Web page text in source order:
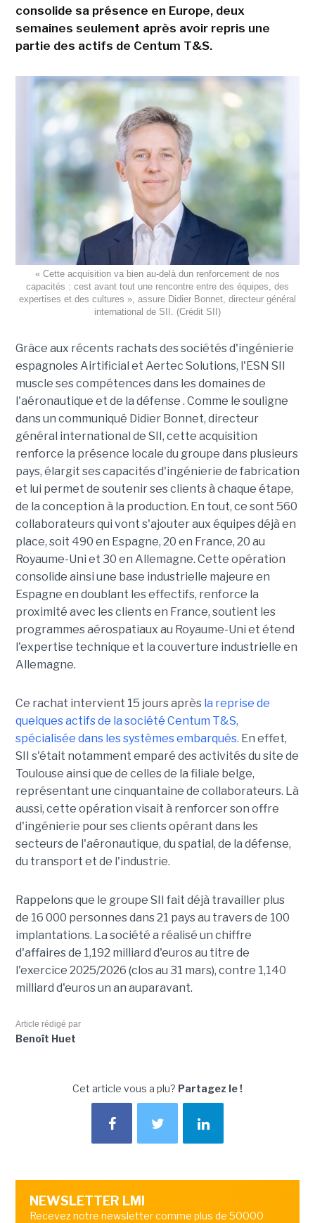
consolide sa présence en Europe, deux
semaines seulement après avoir repris une
partie des actifs de Centum T&S.
« Cette acquisition va bien au-delà dun renforcement de nos
capacités : cest avant tout une rencontre entre des équipes, des
expertises et des cultures », assure Didier Bonnet, directeur général
international de SII. (Crédit SII)
Grâce aux récents rachats des sociétés d'ingénierie
espagnoles Airtificial et Aertec Solutions, l'ESN SII
muscle ses compétences dans les domaines de
l'aéronautique et de la défense . Comme le souligne
dans un communiqué Didier Bonnet, directeur
général international de SII, cette acquisition
renforce la présence locale du groupe dans plusieurs
pays, élargit ses capacités d'ingénierie de fabrication
et lui permet de soutenir ses clients à chaque étape,
de la conception à la production. En tout, ce sont 560
collaborateurs qui vont s'ajouter aux équipes déjà en
place, soit 490 en Espagne, 20 en France, 20 au
Royaume-Uni et 30 en Allemagne. Cette opération
consolide ainsi une base industrielle majeure en
Espagne en doublant les effectifs, renforce la
proximité avec les clients en France, soutient les
programmes aérospatiaux au Royaume-Uni et étend
l'expertise technique et la couverture industrielle en
Allemagne.
Ce rachat intervient 15 jours après la reprise de
quelques actifs de la société Centum T&S,
spécialisée dans les systèmes embarqués. En effet,
SII s'était notamment emparé des activités du site de
Toulouse ainsi que de celles de la filiale belge,
représentant une cinquantaine de collaborateurs. Là
aussi, cette opération visait à renforcer son offre
d'ingénierie pour ses clients opérant dans les
secteurs de l'aéronautique, du spatial, de la défense,
du transport et de l'industrie.
Rappelons que le groupe SII fait déjà travailler plus
de 16 000 personnes dans 21 pays au travers de 100
implantations. La société a réalisé un chiffre
d'affaires de 1,192 milliard d'euros au titre de
l'exercice 2025/2026 (clos au 31 mars), contre 1,140
milliard d'euros un an auparavant.
Article rédigé par
Benoît Huet
Cet article vous a plu? Partagez le !
NEWSLETTER LMI
Recevez notre newsletter comme plus de 50000